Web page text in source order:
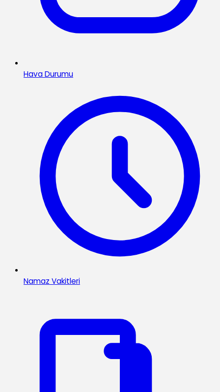
Hava Durumu
Namaz Vakitleri